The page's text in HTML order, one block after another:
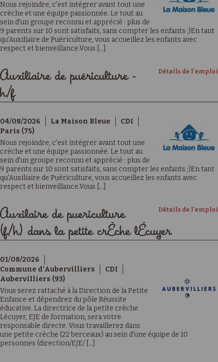
Nous rejoindre, c'est intégrer avant tout une
crèche et une équipe passionnée. Le tout au
sein d'un groupe reconnu et apprécié : plus de
9 parents sur 10 sont satisfaits, sans compter les enfants ;)En tant
qu'Auxiliaire de Puériculture, vous accueillez les enfants avec
respect et bienveillance.Vous [...]
Détails de l'emploi
Auxiliaire de puériculture -
h/f
04/08/2026 La Maison Bleue
CDI
Paris (75)
Nous rejoindre, c'est intégrer avant tout une
crèche et une équipe passionnée. Le tout au
sein d'un groupe reconnu et apprécié : plus de
9 parents sur 10 sont satisfaits, sans compter les enfants ;)En tant
qu'Auxiliaire de Puériculture, vous accueillez les enfants avec
respect et bienveillance.Vous [...]
Détails de l'emploi
Auxilaire de puericulture
(f/h) dans la petite crÈche lÉcuyer
01/08/2026
Commune d'Aubervilliers
CDI
Aubervilliers (93)
Vous serez rattaché à la Direction de la Petite
Enfance et dépendrez du pôle Réussite
éducative. La directrice de la petite crèche
Lécuyer, EJE de formation, sera votre
responsable directe. Vous travaillerez dans
une petite crèche (22 berceaux) au sein d'une équipe de 10
personnes (direction/EJE/ [...]